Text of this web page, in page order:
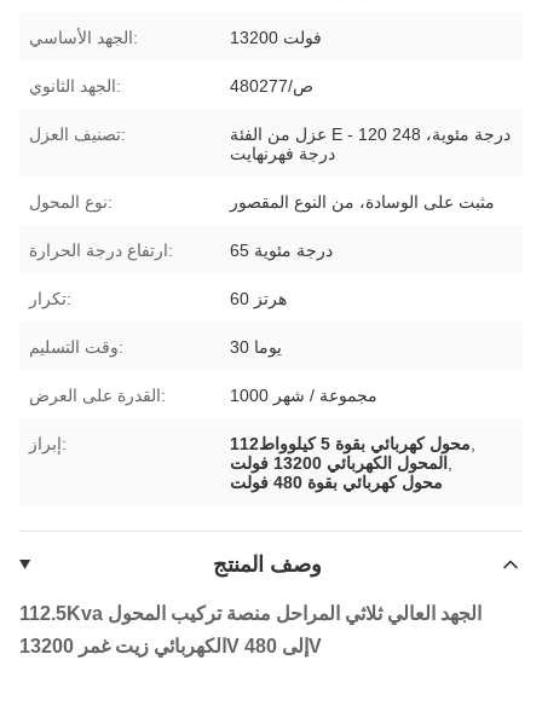
الجهد الأساسي: 13200 فولت
الجهد الثانوي: 480ص/277
تصنيف العزل:
عزل من الفئة E - 120 درجة مئوية، 248
درجة فهرنهايت
نوع المحول: مثبت على الوسادة، من النوع المقصور
ارتفاع درجة الحرارة: 65 درجة مئوية
تكرار: 60 هرتز
وقت التسليم: 30 يوما
القدرة على العرض: 1000 مجموعة / شهر
إبراز: 112محول كهربائي بقوة 5 كيلوواط
المحول الكهربائي 13200 فولت
محول كهربائي بقوة 480 فولت
وصف المنتج
112.5Kva الجهد العالي ثلاثي المراحل منصة تركيب المحول
الكهربائي زيت غمر 13200V إلى 480V